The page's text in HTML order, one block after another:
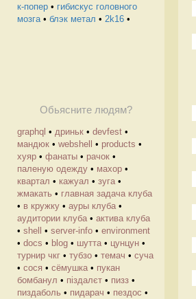
к-попер • гибискус головного
мозга• блэк метал • 2k16 •
Обьясните людям?
graphql • дриньк • devfest •
мандюк • webshell • products •
хуяр • фанаты • рачок •
паленую одежду • махор •
квартал • кажуал • зуга •
жмакать • главная задача клуба
• в кружку • ауры клуба •
аудитории клуба • актива клуба
• shell • server-info • environment
• docs • blog • шутта • цунцун •
турнир чкг • тубзо • темач • суча
• сося • сёмушка • пукан
бомбанул • піздалєт • пизз •
пиздаболь • пидарач • пездос •